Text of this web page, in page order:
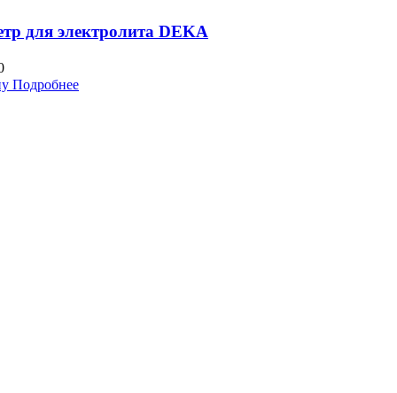
для электролита DEKA
Подробнее